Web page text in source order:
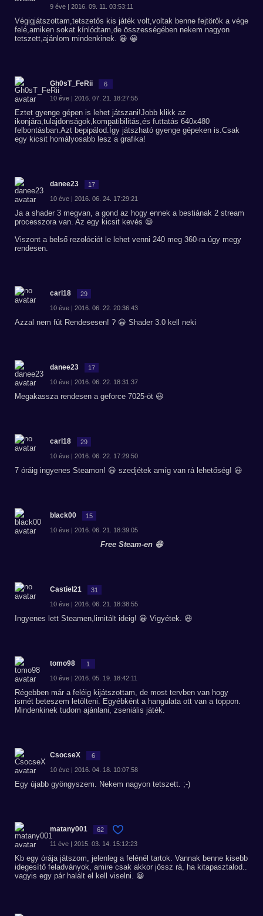
9 éve | 2016. 09. 11. 03:53:11
Végigjátszottam,tetszetős kis játék volt,voltak benne fejtörők a vége
felé,amiken sokat kínlódtam,de összességében nekem nagyon
tetszett,ajánlom mindenkinek. 😀 😀
Gh0sT_FeRii 6
10 éve | 2016. 07. 21. 18:27:55
Eztet gyenge gépen is lehet játszani!Jobb klikk az
ikonjára,tulajdonságok,kompatibilitás,és futtatás 640x480
felbontásban.Azt bepipálod.Így játszható gyenge gépeken is.Csak
egy kicsit homályosabb lesz a grafika!
danee23 17
10 éve | 2016. 06. 24. 17:29:21
Ja a shader 3 megvan, a gond az hogy ennek a bestiának 2 stream
processzora van. Az egy kicsit kevés 😃
Viszont a belső rezolóciót le lehet venni 240 meg 360-ra úgy megy
rendesen.
carl18 29
10 éve | 2016. 06. 22. 20:36:43
Azzal nem fút Rendesesen! ? 😀 Shader 3.0 kell neki
danee23 17
10 éve | 2016. 06. 22. 18:31:37
Megakassza rendesen a geforce 7025-öt 😃
carl18 29
10 éve | 2016. 06. 22. 17:29:50
7 óráig ingyenes Steamon! 😃 szedjétek amíg van rá lehetőség! 😃
black00 15
10 éve | 2016. 06. 21. 18:39:05
Free Steam-en 😆
Castiel21 31
10 éve | 2016. 06. 21. 18:38:55
Ingyenes lett Steamen,limitált ideig! 😀 Vigyétek. 😆
tomo98 1
10 éve | 2016. 05. 19. 18:42:11
Régebben már a feléig kijátszottam, de most tervben van hogy
ismét beteszem letölteni. Egyébként a hangulata ott van a toppon.
Mindenkinek tudom ajánlani, zseniális játék.
CsocseX 6
10 éve | 2016. 04. 18. 10:07:58
Egy újabb gyöngyszem. Nekem nagyon tetszett. ;-)
matany001 62
11 éve | 2015. 03. 14. 15:12:23
Kb egy órája játszom, jelenleg a felénél tartok. Vannak benne kisebb
idegesítő feladványok, amire csak akkor jössz rá, ha kitapasztalod..
vagyis egy pár halált el kell viselni. 😀